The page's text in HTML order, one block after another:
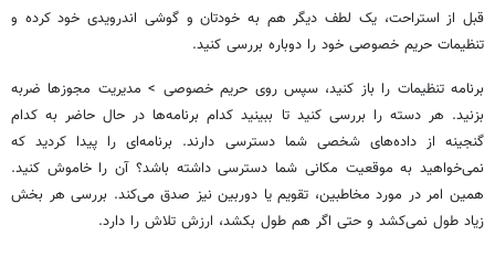
قبل از استراحت، یک لطف دیگر هم به خودتان و گوشی اندرویدی خود کرده و
تنظیمات حریم خصوصی خود را دوباره بررسی کنید.
برنامه تنظیمات را باز کنید، سپس روی حریم خصوصی > مدیریت مجوزها ضربه
بزنید. هر دسته را بررسی کنید تا ببینید کدام برنامه‌ها در حال حاضر به کدام
گنجینه از داده‌های شخصی شما دسترسی دارند. برنامه‌ای را پیدا کردید که
نمی‌خواهید به موقعیت مکانی شما دسترسی داشته باشد؟ آن را خاموش کنید.
همین امر در مورد مخاطبین، تقویم یا دوربین نیز صدق می‌کند. بررسی هر بخش
زیاد طول نمی‌کشد و حتی اگر هم طول بکشد، ارزش تلاش را دارد.